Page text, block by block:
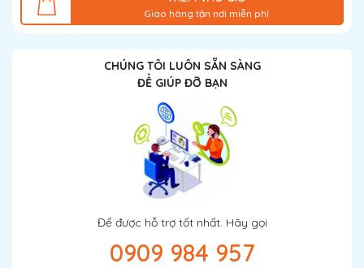
Giao hàng tận nơi miễn phí
CHÚNG TÔI LUÔN SẴN SÀNG
ĐỂ GIÚP ĐỠ BẠN
Để được hỗ trợ tốt nhất. Hãy gọi
0909 984 957